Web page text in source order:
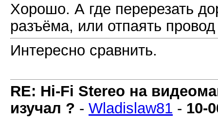
Хорошо. А где перерезать
разъёма, или отпаять
Интересно сравнить.
RE: Hi-Fi Stereo на
изучал ? - Wladislaw81 - 10-